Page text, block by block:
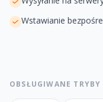
Wstawianie
OBSŁUGIWANE TRYBY